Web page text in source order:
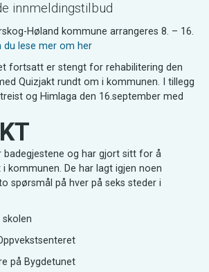
innmeldingstilbud
Høland kommune arrangeres 8. – 16.
du lese mer om her
fortsatt er stengt for rehabilitering den
Quizjakt rundt om i kommunen. I tillegg
og Himlaga den 16.september med
badegjestene og har gjort sitt for å
kommunen. De har lagt igjen noen
spørsmål på hver på seks steder i
på Bygdetunet